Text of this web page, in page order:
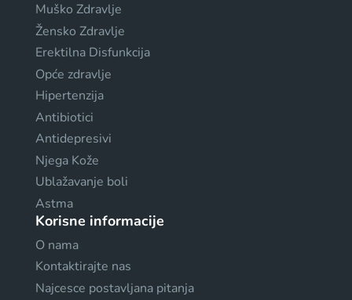
Muško Zdravlje
Žensko Zdravlje
Erektilna Disfunkcija
Opće zdravlje
Hipertenzija
Antibiotici
Antidepresivi
Njega Kože
Ublažavanje boli
Astma
Korisne informacije
O nama
Kontaktirajte nas
Najcesce postavljana pitanja